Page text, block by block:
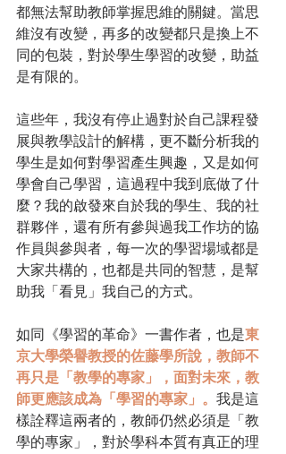
都無法幫助教師掌握思維的關鍵。當思
維沒有改變，再多的改變都只是換上不
同的包裝，對於學生學習的改變，助益
是有限的。
這些年，我沒有停止過對於自己課程發
展與教學設計的解構，更不斷分析我的
學生是如何對學習產生興趣，又是如何
學會自己學習，這過程中我到底做了什
麼？我的啟發來自於我的學生、我的社
群夥伴，還有所有參與過我工作坊的協
作員與參與者，每一次的學習場域都是
大家共構的，也都是共同的智慧，是幫
助我「看見」我自己的方式。
如同《學習的革命》一書作者，也是東
京大學榮譽教授的佐藤學所說，教師不
再只是「教學的專家」，面對未來，教
師更應該成為「學習的專家」。 我是這
樣詮釋這兩者的，教師仍然必須是「教
學的專家」，對於學科本質有真正的理